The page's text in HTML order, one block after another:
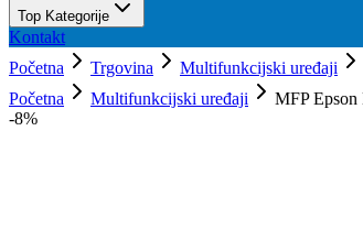
Top Kategorije
Kontakt
Početna
Trgovina Multifunkcijski uređaji
Početna
Multifunkcijski uređaji
MFP
-8%